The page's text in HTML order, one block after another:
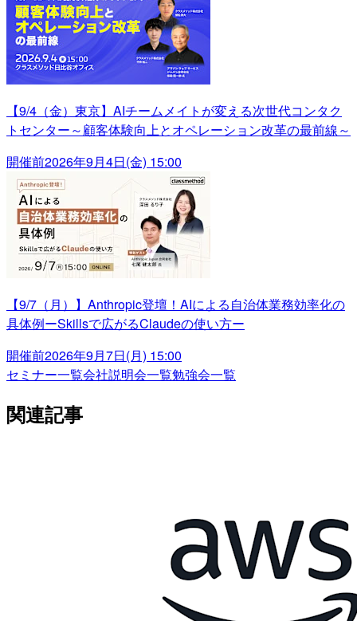
【9/4（金）東京】AIチームメイトが変える次世代コンタク
トセンター～顧客体験向上とオペレーション改革の最前線～
開催前2026年9月4日(金) 15:00
【9/7（月）】Anthropic登壇！AIによる自治体業務効率化の
具体例ーSkillsで広がるClaudeの使い方ー
開催前2026年9月7日(月) 15:00
セミナー一覧会社説明会一覧勉強会一覧
関連記事